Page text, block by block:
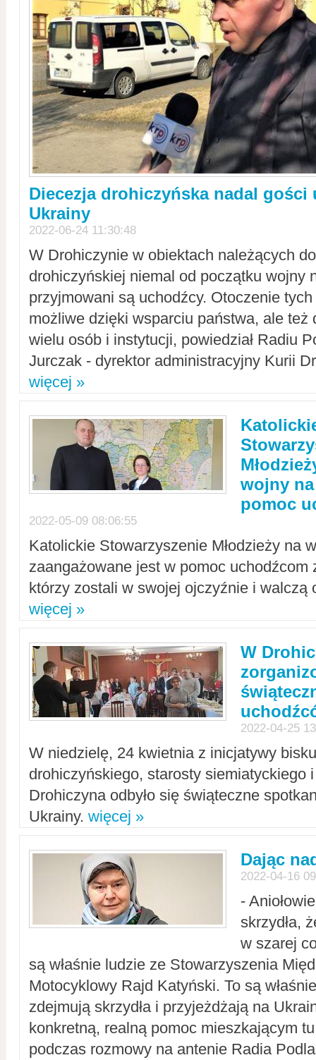
Diecezja drohiczyńska nadal gości
Ukrainy
2022-06-24 11:30:48
W Drohiczynie w obiektach należących
drohiczyńskiej niemal od początku wojny
przyjmowani są uchodźcy. Otoczenie
możliwe dzięki wsparciu państwa, ale też
wielu osób i instytucji, powiedział Radiu
Jurczak - dyrektor administracyjny Kurii
więcej »
wojny
pomoc
2022-05-09 08:06:55
Katolickie Stowarzyszenie Młodzieży na
zaangażowane jest w pomoc uchodźcom
którzy zostali w swojej ojczyźnie i walczą
więcej »
W
2022-04-25
W niedzielę, 24 kwietnia z inicjatywy
drohiczyńskiego, starosty siemiatyckiego
Drohiczyna odbyło się świąteczne
Ukrainy. więcej »
Dając
2022-04-16
-
skrzydła,
w szarej
są właśnie ludzie ze Stowarzyszenia
Motocyklowy Rajd Katyński. To są
zdejmują skrzydła i przyjeżdżają na
konkretną, realną pomoc mieszkającym
podczas rozmowy na antenie Radia